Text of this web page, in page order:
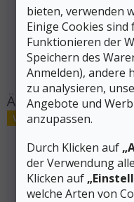
bieten, verwenden
Einige Cookies
Funktionieren der
Speichern des
Anmelden), andere
zu analysieren,
Angebote und
anzupassen.
Durch Klicken auf
der Verwendung
Klicken auf
welche Arten von
Kategorie :
EAN:
Produktart
#sizes_table#: hidden
Verkauf